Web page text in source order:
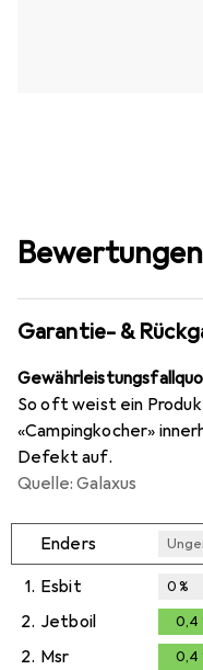
Garantie- &
So oft weist ein
«Campingkocher»
Defekt auf.
Quelle: Galaxus
Enders
1. Esbit 0%
2. Jetboil 0,4
2. Msr 0,4